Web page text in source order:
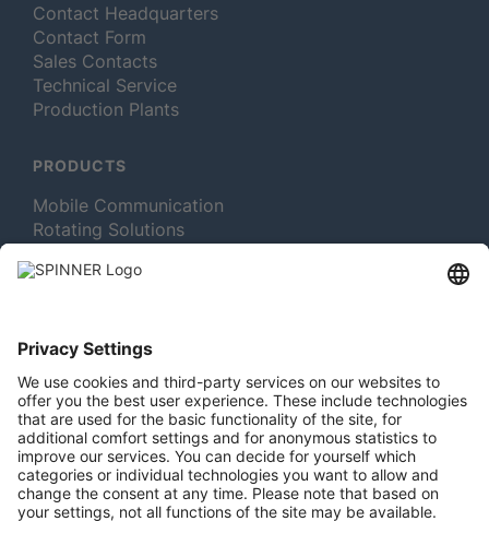
Contact Headquarters
Contact Form
Sales Contacts
Technical Service
Production Plants
PRODUCTS
Mobile Communication
Rotating Solutions
Test and Measurement
Newsletter Subscription
Jobs & Careers
Memberships
Legal
Vacuum Tube Museum